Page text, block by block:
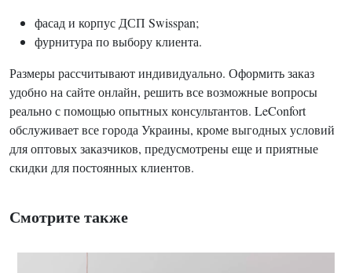
фасад и корпус ДСП Swisspan;
фурнитура по выбору клиента.
Размеры рассчитывают индивидуально. Оформить заказ
удобно на сайте онлайн, решить все возможные вопросы
реально с помощью опытных консультантов. LeConfort
обслуживает все города Украины, кроме выгодных условий
для оптовых заказчиков, предусмотрены еще и приятные
скидки для постоянных клиентов.
Смотрите также